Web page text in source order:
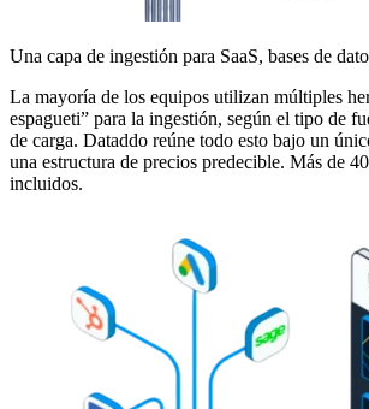
Una capa de ingestión para SaaS, bases de
La mayoría de los equipos utilizan múltiples
espagueti” para la ingestión, según el tipo de
de carga. Dataddo reúne todo esto bajo un
una estructura de precios predecible. Más de
incluidos.